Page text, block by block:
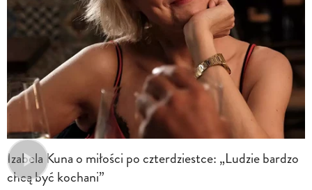
Izabela Kuna o miłości po czterdziestce: „Ludzie bardzo
chcą być kochani”